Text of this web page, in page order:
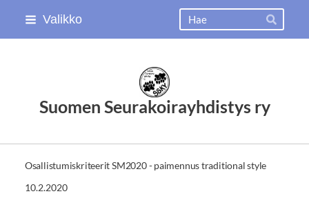
Siirry
Valikko
Hae
Suomen Seurakoirayhdistys ry
Osallistumiskriteerit SM2020 - paimennus traditional style
10.2.2020